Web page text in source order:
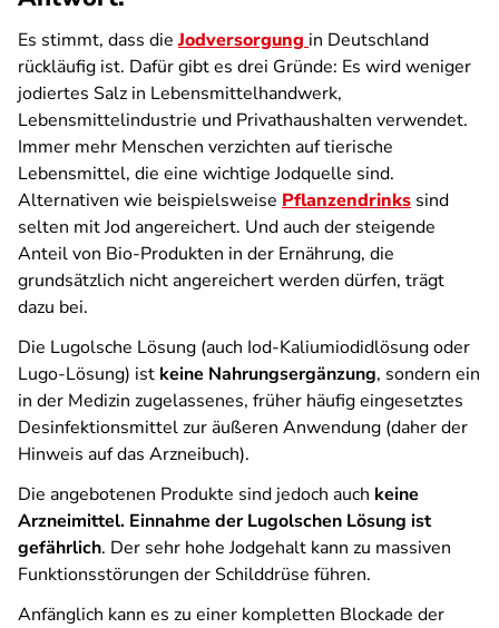
Es stimmt, dass dieJodversorgung in Deutschland
rückläufig ist. Dafür gibt es drei Gründe: Es wird weniger
jodiertes Salz in Lebensmittelhandwerk,
Lebensmittelindustrie und Privathaushalten verwendet.
Immer mehr Menschen verzichten auf tierische
Lebensmittel, die eine wichtige Jodquelle sind.
Alternativen wie beispielsweise Pflanzendrinks sind
selten mit Jod angereichert. Und auch der steigende
Anteil von Bio-Produkten in der Ernährung, die
grundsätzlich nicht angereichert werden dürfen, trägt
dazu bei.
Die Lugolsche Lösung (auch Iod-Kaliumiodidlösung oder
Lugo-Lösung) ist keine Nahrungsergänzung, sondern ein
in der Medizin zugelassenes, früher häufig eingesetztes
Desinfektionsmittel zur äußeren Anwendung (daher der
Hinweis auf das Arzneibuch).
Die angebotenen Produkte sind jedoch auch keine
Arzneimittel. Einnahme der Lugolschen Lösung ist
gefährlich. Der sehr hohe Jodgehalt kann zu massiven
Funktionsstörungen der Schilddrüse führen.
Anfänglich kann es zu einer kompletten Blockade der